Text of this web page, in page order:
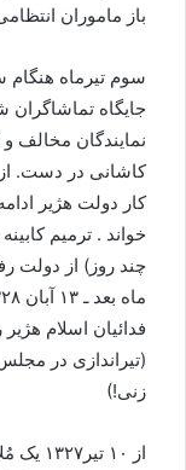
باز ماموران
سوم تیرماه هنگام
جایگاه
نمایندگان مخالف
کار دولت هژیر
فدائیان اسلام
(تیراندازی در
زنی!)
از ۱۰